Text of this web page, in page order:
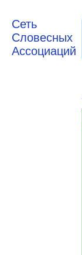
Сеть
Словесных
Ассоциаций